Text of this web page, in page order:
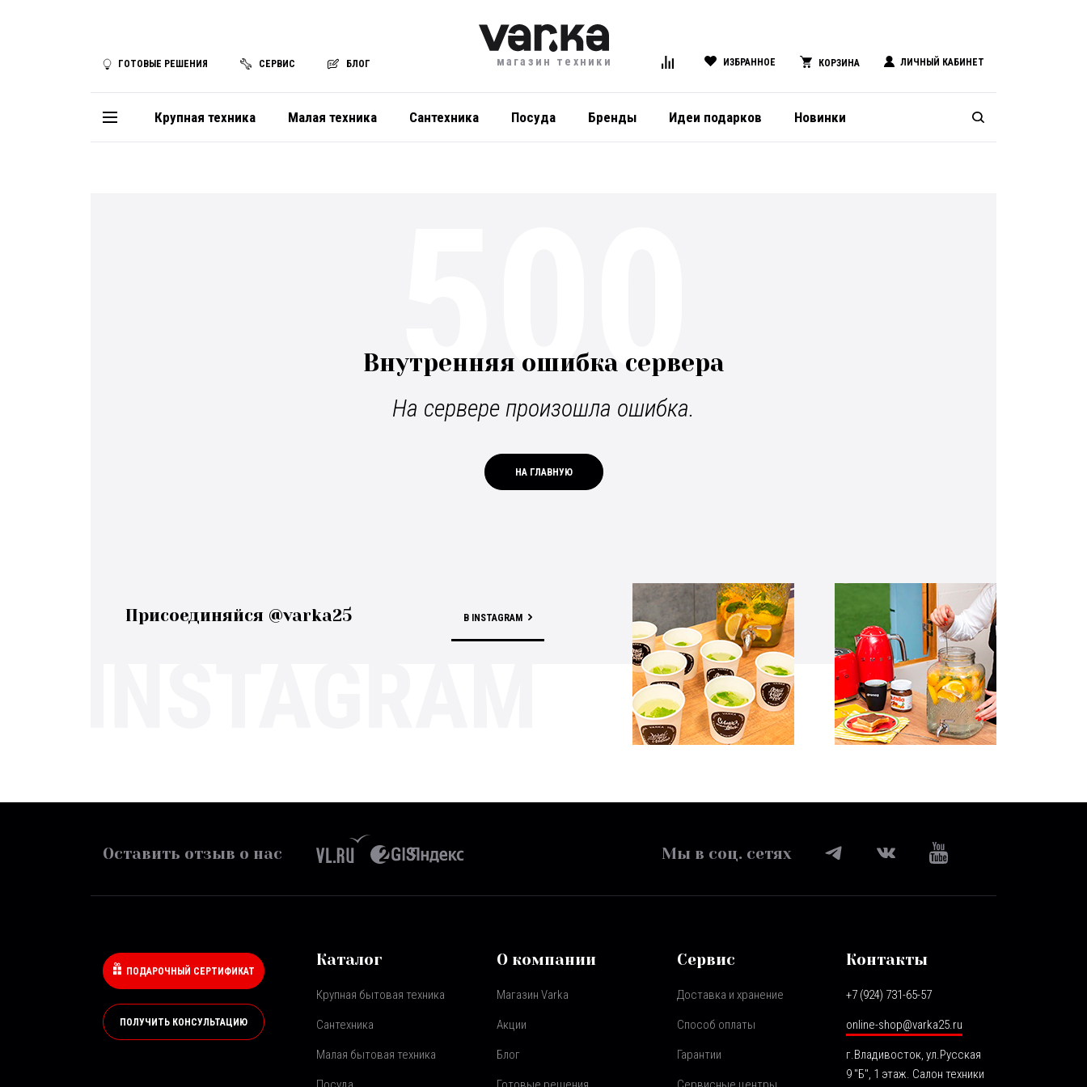
ГОТОВЫЕ РЕШЕНИЯ СЕРВИС БЛОГ магазин техники ИЗБРАННОЕ КОРЗИНА ЛИЧНЫЙ КАБИНЕТ
Крупная техника Малая техника Сантехника Посуда Бренды Идеи подарков Новинки
Внутренняя ошибка сервера
На сервере произошла ошибка.
НА ГЛАВНУЮ
500
Присоединяйся @varka25 В INSTAGRAM
Оставить отзыв о нас Мы в соц. сетях
ПОДАРОЧНЫЙ СЕРТИФИКАТ
ПОЛУЧИТЬ КОНСУЛЬТАЦИЮ
Каталог
Крупная бытовая техника
Сантехника
Малая бытовая техника
О компании
Магазин Varka
Акции
Блог
Сервис
Доставка и хранение
Способ оплаты
Гарантии
Контакты
+7 (924) 731-65-57
online-shop@varka25.ru
г.Владивосток, ул.Русская
9 "Б", 1 этаж. Салон техники